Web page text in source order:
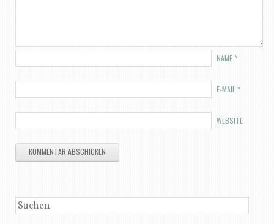
NAME*
E-MAIL *
WEBSITE
SUCHEN